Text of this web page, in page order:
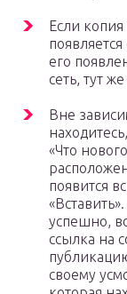
Если
его
сеть, тут
Вне
«Что
появится
успешно,
ссылка на
своему